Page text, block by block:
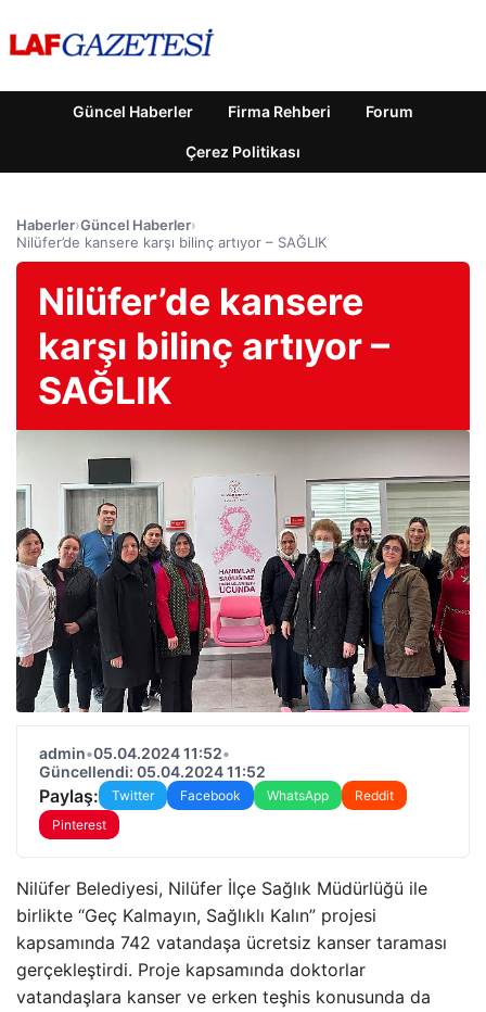
Güncel Haberler Firma Rehberi Forum
Çerez Politikası
Haberler›Güncel Haberler›
Nilüfer’de kansere karşı bilinç artıyor – SAĞLIK
Nilüfer’de kansere
karşı bilinç artıyor –
SAĞLIK
admin•05.04.2024 11:52•
Güncellendi: 05.04.2024 11:52
Paylaş: Twitter Facebook WhatsApp
Reddit
Pinterest
Nilüfer Belediyesi, Nilüfer İlçe Sağlık Müdürlüğü ile
birlikte “Geç Kalmayın, Sağlıklı Kalın” projesi
kapsamında 742 vatandaşa ücretsiz kanser taraması
gerçekleştirdi. Proje kapsamında doktorlar
vatandaşlara kanser ve erken teşhis konusunda da